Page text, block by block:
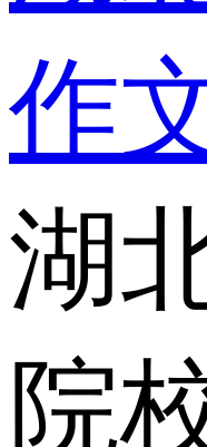
作
湖
院